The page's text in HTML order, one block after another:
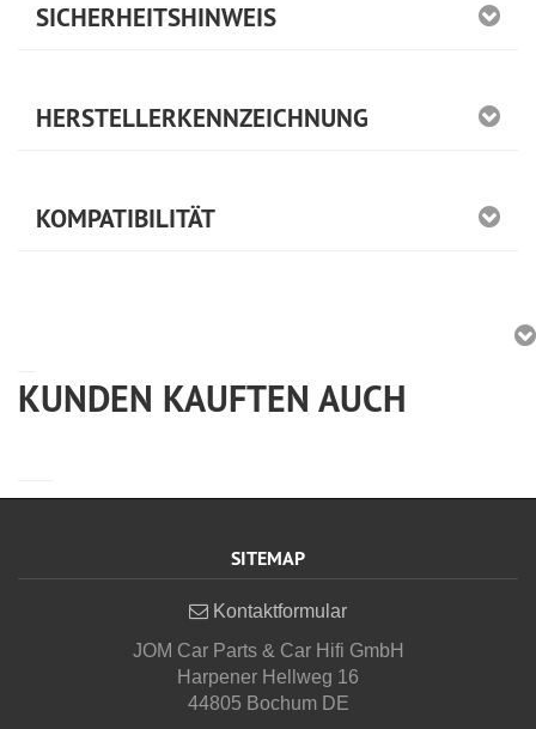
SICHERHEITSHINWEIS
HERSTELLERKENNZEICHNUNG
KOMPATIBILITÄT
KUNDEN KAUFTEN AUCH
SITEMAP
Kontaktformular
JOM Car Parts & Car Hifi GmbH
Harpener Hellweg 16
44805 Bochum DE